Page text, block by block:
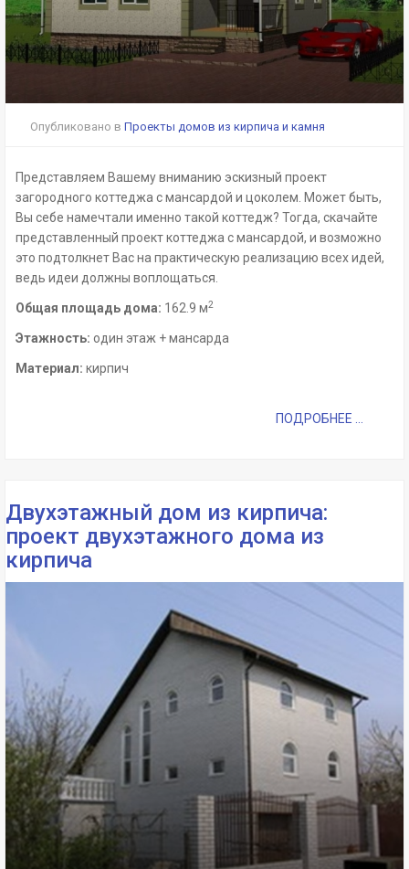
Опубликовано в Проекты домов из кирпича и камня
Представляем Вашему вниманию эскизный проект
загородного коттеджа с мансардой и цоколем. Может быть,
Вы себе намечтали именно такой коттедж? Тогда, скачайте
представленный проект коттеджа с мансардой, и возможно
это подтолкнет Вас на практическую реализацию всех идей,
ведь идеи должны воплощаться.
Общая площадь дома: 162.9 м2
Этажность: один этаж + мансарда
Материал: кирпич
ПОДРОБНЕЕ ...
Двухэтажный дом из кирпича:
проект двухэтажного дома из
кирпича